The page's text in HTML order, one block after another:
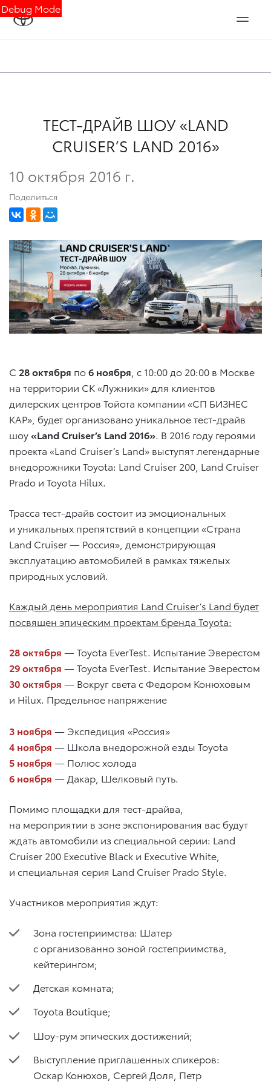
Debug Mode
ТЕСТ-ДРАЙВ ШОУ «LAND
CRUISER’S LAND 2016»
10 октября 2016 г.
Поделиться
С 28 октября по6 ноября , с 10:00 до 20:00 в Москве
на территории СК «Лужники» для клиентов
дилерских центров Тойота компании «СП БИЗНЕС
КАР», будет организовано уникальное тест-драйв
шоу«Land Cruiser’s Land 2016». В 2016 году героями
проекта «Land Cruiser’s Land» выступят легендарные
внедорожники Toyota: Land Cruiser 200, Land Cruiser
Prado и Toyota Hilux.
Трасса тест-драйв состоит из эмоциональных
и уникальных препятствий в концепции «Страна
Land Cruiser — Россия», демонстрирующая
эксплуатацию автомобилей в рамках тяжелых
природных условий.
Каждый день мероприятия Land Cruiser’s Land будет
посвящен эпическим проектам бренда Toyota:
28 октября — Toyota EverTest. Испытание Эверестом
29 октября — Toyota EverTest. Испытание Эверестом
30 октября — Вокруг света с Федором Конюховым
и Hilux. Предельное напряжение
3 ноября — Экспедиция «Россия»
4 ноября — Школа внедорожной езды Toyota
5 ноября — Полюс холода
6 ноября — Дакар, Шелковый путь.
Помимо площадки для тест-драйва,
на мероприятии в зоне экспонирования вас будут
ждать автомобили из специальной серии: Land
Cruiser 200 Executive Black и Executive White,
и специальная серия Land Cruiser Prado Style.
Участников мероприятия ждут:
Зона гостеприимства: Шатер
с организованно зоной гостеприимства,
кейтерингом;
Детская комната;
Toyota Boutique;
Шоу-рум эпических достижений;
Выступление приглашенных спикеров:
Оскар Конюхов, Сергей Доля, Петр